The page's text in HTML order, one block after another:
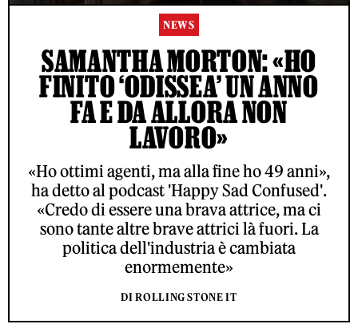
NEWS
SAMANTHA MORTON: «HO
FINITO ‘ODISSEA’ UN ANNO
FA E DA ALLORA NON
LAVORO»
«Ho ottimi agenti, ma alla fine ho 49 anni»,
ha detto al podcast 'Happy Sad Confused'.
«Credo di essere una brava attrice, ma ci
sono tante altre brave attrici là fuori. La
politica dell'industria è cambiata
enormemente»
DI ROLLING STONE IT